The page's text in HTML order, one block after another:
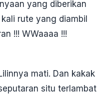
yang diberikan
rute yang diambil
!!! WWaaaa !!!
mati. Dan kakak
situ terlambat